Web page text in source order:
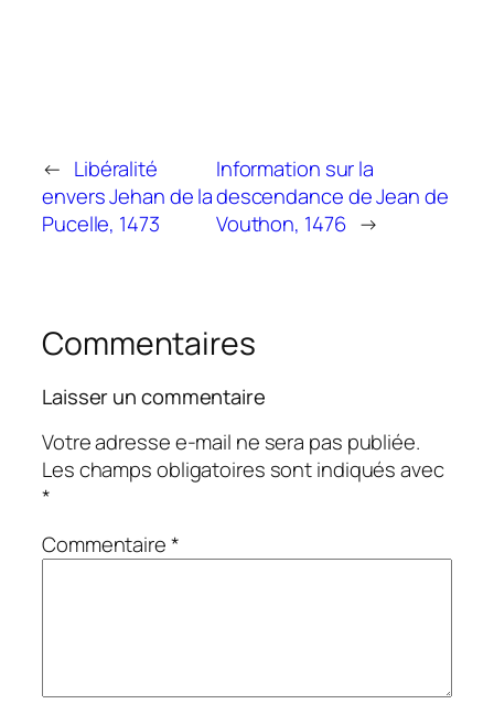
← Libéralité
envers Jehan de la
Pucelle, 1473
Information sur la
descendance de Jean de
Vouthon, 1476 →
Commentaires
Laisser un commentaire
Votre adresse e-mail ne sera pas publiée.
Les champs obligatoires sont indiqués avec
*
Commentaire*